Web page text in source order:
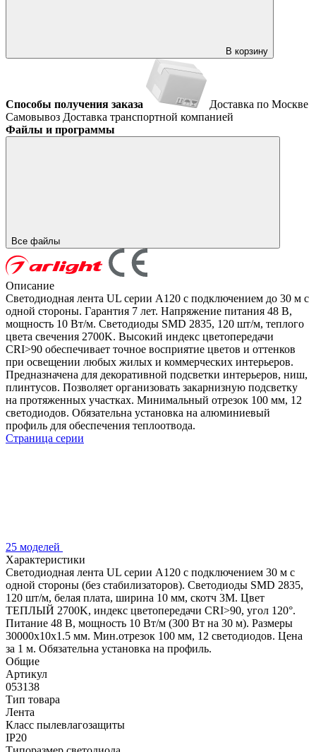
В корзину
Способы получения заказа
Доставка по Москве
Самовывоз Доставка транспортной компанией
Файлы и программы
Все файлы
Описание
Светодиодная лента UL серии A120 с подключением до 30 м с
одной стороны. Гарантия 7 лет. Напряжение питания 48 В,
мощность 10 Вт/м. Светодиоды SMD 2835, 120 шт/м, теплого
цвета свечения 2700K. Высокий индекс цветопередачи
CRI>90 обеспечивает точное восприятие цветов и оттенков
при освещении любых жилых и коммерческих интерьеров.
Предназначена для декоративной подсветки интерьеров, ниш,
плинтусов. Позволяет организовать закарнизную подсветку
на протяженных участках. Минимальный отрезок 100 мм, 12
светодиодов. Обязательна установка на алюминиевый
профиль для обеспечения теплоотвода.
Страница серии
25 моделей
Характеристики
Светодиодная лента UL серии A120 с подключением 30 м с
одной стороны (без стабилизаторов). Светодиоды SMD 2835,
120 шт/м, белая плата, ширина 10 мм, скотч 3M. Цвет
ТЕПЛЫЙ 2700K, индекс цветопередачи CRI>90, угол 120°.
Питание 48 В, мощность 10 Вт/м (300 Вт на 30 м). Размеры
30000x10x1.5 мм. Мин.отрезок 100 мм, 12 светодиодов. Цена
за 1 м. Обязательна установка на профиль.
Общие
Артикул
053138
Тип товара
Лента
Класс пылевлагозащиты
IP20